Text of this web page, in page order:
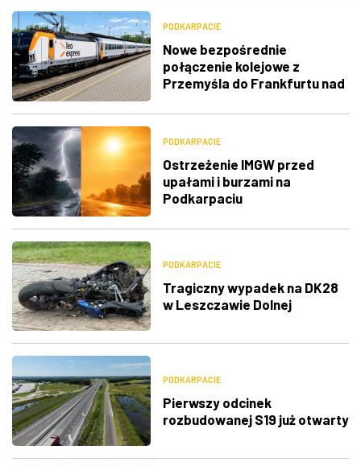
PODKARPACIE
Nowe bezpośrednie
połączenie kolejowe z
Przemyśla do Frankfurtu nad
PODKARPACIE
Ostrzeżenie IMGW przed
upałami i burzami na
Podkarpaciu
PODKARPACIE
Tragiczny wypadek na DK28
w Leszczawie Dolnej
PODKARPACIE
Pierwszy odcinek
rozbudowanej S19 już otwarty